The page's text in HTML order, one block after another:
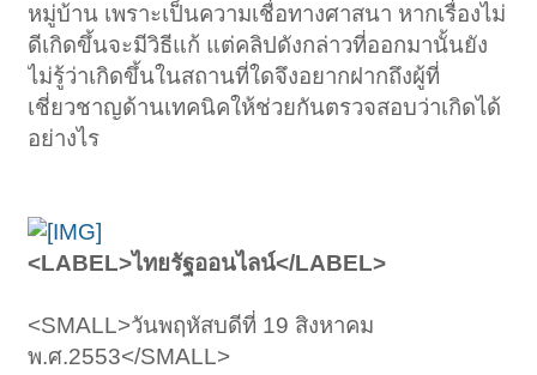
หมู่บ้าน เพราะเป็นความเชื่อทางศาสนา หากเรื่องไม่
ดีเกิดขึ้นจะมีวิธีแก้ แต่คลิปดังกล่าวที่ออกมานั้นยัง
ไม่รู้ว่าเกิดขึ้นในสถานที่ใดจึงอยากฝากถึงผู้ที่
เชี่ยวชาญด้านเทคนิคให้ช่วยกันตรวจสอบว่าเกิดได้
อย่างไร
<LABEL>ไทยรัฐออนไลน์</LABEL>
<SMALL>วันพฤหัสบดีที่ 19 สิงหาคม
พ.ศ.2553</SMALL>